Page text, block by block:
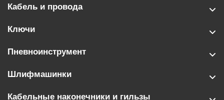
Кабель и провода
Ключи
Пневноинструмент
Шлифмашинки
Кабельные наконечники и гильзы